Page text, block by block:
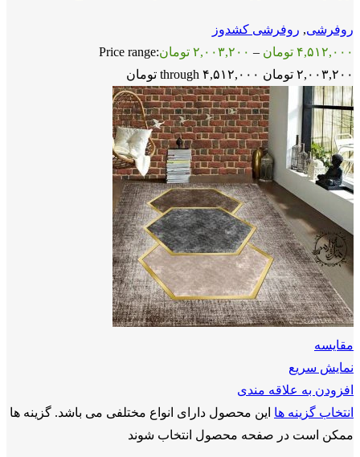
روفرشی, روفرشی کشدوز
۴,۵۱۲,۰۰۰ تومان – ۲,۰۰۳,۲۰۰ تومانPrice range:
۲,۰۰۳,۲۰۰ تومان through ۴,۵۱۲,۰۰۰ تومان
مقايسه
نمایش سریع
افزودن به علاقه مندی
انتخاب گزینه ها این محصول دارای انواع مختلفی می باشد. گزینه ها
ممکن است در صفحه محصول انتخاب شوند